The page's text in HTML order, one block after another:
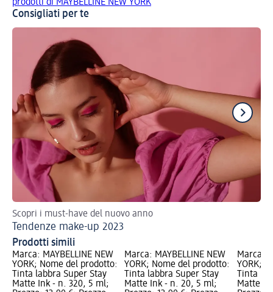
prodotti di MAYBELLINE NEW YORK
Consigliati per te
Scopri i must-have del nuovo anno
Tendenze make-up 2023
Prodotti simili
Marca: MAYBELLINE NEW
YORK; Nome del prodotto:
Tinta labbra Super Stay
Matte Ink - n. 320, 5 ml;
Marca: MAYBELLINE NEW
YORK; Nome del prodotto:
Tinta labbra Super Stay
Matte Ink - n. 20, 5 ml;
Marca:
YORK;
Tinta
Matte